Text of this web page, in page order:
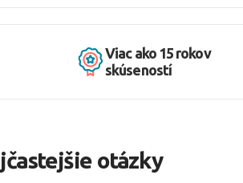
Viac ako 15 rokov
skúseností
otázky